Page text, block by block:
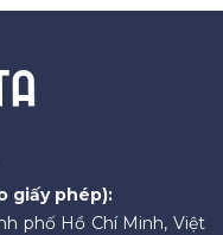
giấy phép):
phố Hồ Chí Minh, Việt